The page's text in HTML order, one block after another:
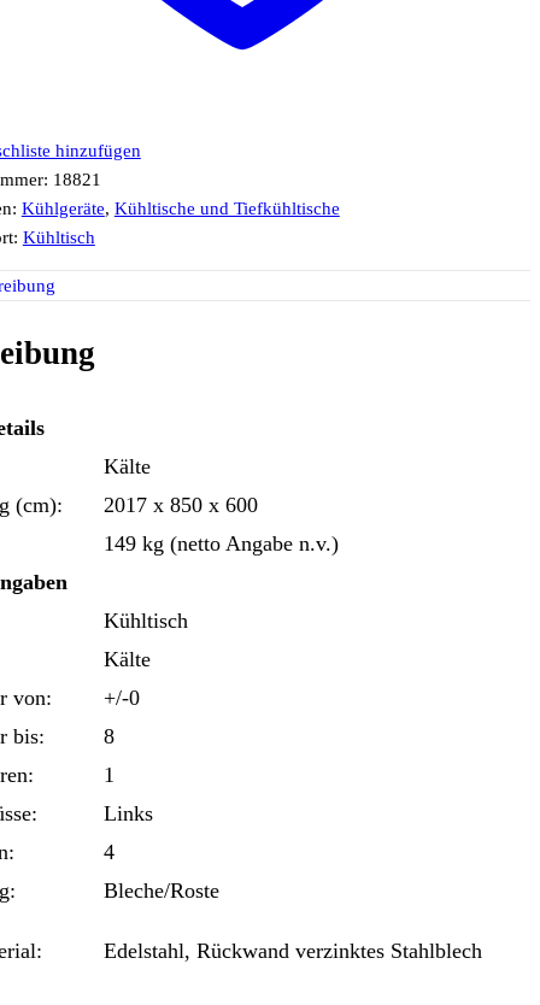
hinzufügen
18821
Kühlgeräte, Kühltische und Tiefkühltische
Kühltisch
Kälte
(cm):
2017 x 850 x 600
149 kg (netto Angabe n.v.)
Kühltisch
Kälte
von:
+/-0
bis:
8
1
Links
4
Bleche/Roste
Edelstahl, Rückwand verzinktes Stahlblech